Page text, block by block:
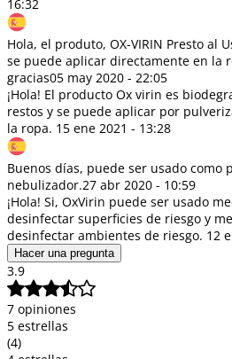
16:32
Hola, el produto, OX-VIRIN Presto al
se puede aplicar directamente en la
gracias05 may 2020 - 22:05
¡Hola! El producto Ox virin es
restos y se puede aplicar por
la ropa. 15 ene 2021 - 13:28
Buenos días, puede ser usado como
nebulizador.27 abr 2020 - 10:59
¡Hola! Si, OxVirin puede ser usado
desinfectar superficies de riesgo y
desinfectar ambientes de riesgo. 12
Hacer una pregunta
3.9
7 opiniones
5 estrellas
(4)